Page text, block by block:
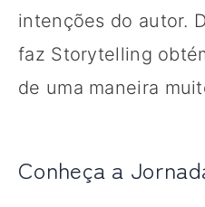
intenções do autor.
faz Storytelling
de uma maneira
Conheça a